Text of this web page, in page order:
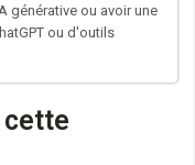
générative ou avoir une
ou d'outils
cette